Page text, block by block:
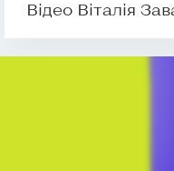
Відео Віталія